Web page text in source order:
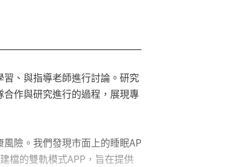
，遠離心血管疾病，醫生可以
對健康管理的主動性，並鼓勵
、與指導老師進行討論。研究
作與研究進行的過程，展現專
險。我們發現市面上的睡眠AP
檔的雙軌模式APP，旨在提供